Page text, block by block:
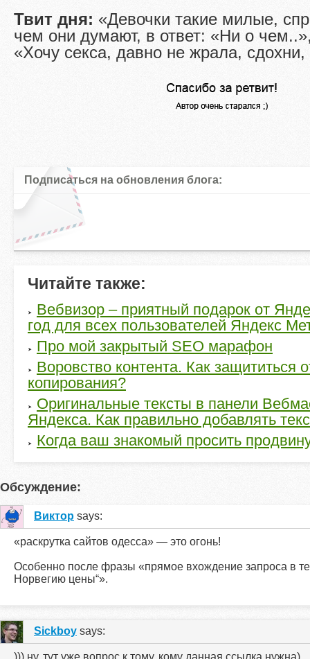
Твит дня: «Девочки такие милые,
чем они думают, в ответ: «Ни о
«Хочу секса, давно не жрала, сдохни,
Подписаться на обновления блога:
Читайте также:
Вебвизор – приятный подарок от
год для всех пользователей Яндекс
Про мой закрытый SEO марафон
Воровство контента. Как защититься
копирования?
Оригинальные тексты в панели
Яндекса. Как правильно добавлять
Когда ваш знакомый просить
Обсуждение:
Виктор says:
«раскрутка сайтов одесса» — это огонь!
Особенно после фразы «прямое вхождение запроса в
Норвегию цены“».
Sickboy says:
))) ну, тут уже вопрос к тому, кому данная ссылка нужна)